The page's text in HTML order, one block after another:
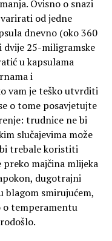
Ovisno o snazi
od jedne
dnevno (oko 360
dvije 25-miligramske
u kapsulama
i
vam je teško utvrditi
o tome posavjetujte
trudnice ne bi
slučajevima može
trebale koristiti
majčina mlijeka
dugotrajni
blagom smirujućem,
o temperamentu